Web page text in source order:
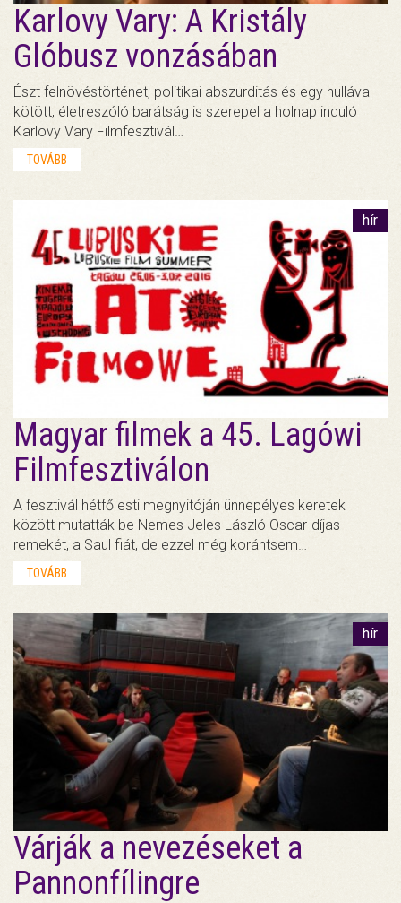
Karlovy Vary: A Kristály
Glóbusz vonzásában
Észt felnövéstörténet, politikai abszurditás és egy hullával
kötött, életreszóló barátság is szerepel a holnap induló
Karlovy Vary Filmfesztivál…
TOVÁBB
hír
Magyar filmek a 45. Lagówi
Filmfesztiválon
A fesztivál hétfő esti megnyitóján ünnepélyes keretek
között mutatták be Nemes Jeles László Oscar-díjas
remekét, a Saul fiát, de ezzel még korántsem…
TOVÁBB
hír
Várják a nevezéseket a
Pannonfílingre